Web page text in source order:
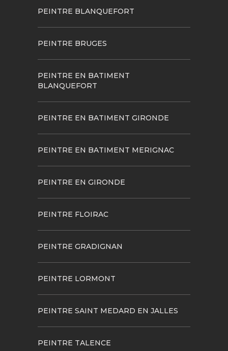
PEINTRE BLANQUEFORT
PEINTRE BRUGES
PEINTRE EN BATIMENT
BLANQUEFORT
PEINTRE EN BATIMENT GIRONDE
PEINTRE EN BATIMENT MERIGNAC
PEINTRE EN GIRONDE
PEINTRE FLOIRAC
PEINTRE GRADIGNAN
PEINTRE LORMONT
PEINTRE SAINT MEDARD EN JALLES
PEINTRE TALENCE